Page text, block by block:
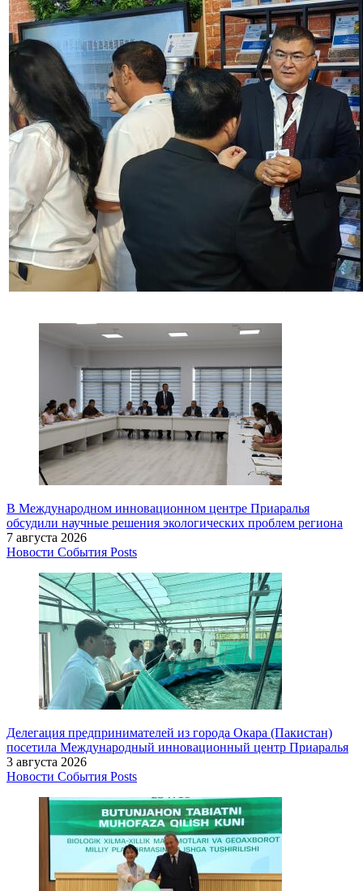
В Международном инновационном центре Приаралья
обсудили научные решения экологических проблем региона
7 августа 2026
Новости События Posts
Делегация предпринимателей из города Окара (Пакистан)
посетила Международный инновационный центр Приаралья
3 августа 2026
Новости События Posts